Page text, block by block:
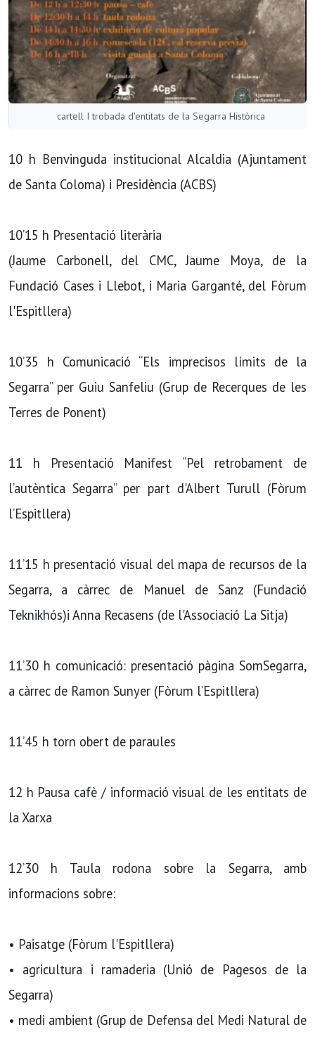
cartell I trobada d'entitats de la Segarra Històrica
10 h Benvinguda institucional Alcaldia (Ajuntament
de Santa Coloma) i Presidència (ACBS)
10’15 h Presentació literària
(Jaume Carbonell, del CMC, Jaume Moya, de la
Fundació Cases i Llebot, i Maria Garganté, del Fòrum
l'Espitllera)
10’35 h Comunicació “Els imprecisos límits de la
Segarra” per Guiu Sanfeliu (Grup de Recerques de les
Terres de Ponent)
11 h Presentació Manifest “Pel retrobament de
l’autèntica Segarra” per part d'Albert Turull (Fòrum
l’Espitllera)
11’15 h presentació visual del mapa de recursos de la
Segarra, a càrrec de Manuel de Sanz (Fundació
Teknikhós)i Anna Recasens (de l'Associació La Sitja)
11’30 h comunicació: presentació pàgina SomSegarra,
a càrrec de Ramon Sunyer (Fòrum l’Espitllera)
11’45 h torn obert de paraules
12 h Pausa cafè / informació visual de les entitats de
la Xarxa
12’30 h Taula rodona sobre la Segarra, amb
informacions sobre:
• Paisatge (Fòrum l'Espitllera)
• agricultura i ramaderia (Unió de Pagesos de la
Segarra)
• medi ambient (Grup de Defensa del Medi Natural de